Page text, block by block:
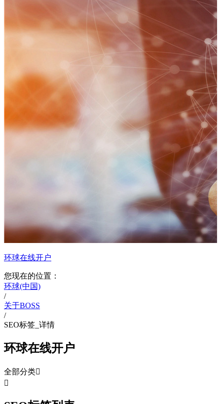
环球在线开户
您现在的位置：
环球(中国)
/
关于BOSS
/
SEO标签_详情
环球在线开户
全部分类
